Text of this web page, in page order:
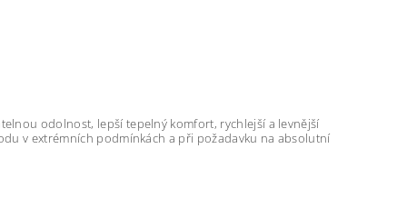
odolnost, lepší tepelný komfort, rychlejší a levnější
v extrémních podmínkách a při požadavku na absolutní